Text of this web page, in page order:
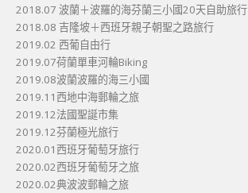
2018.07 波蘭＋波羅的海芬蘭三小國20天自助旅行
2018.08 吉隆坡＋西班牙親子朝聖之路旅行
2019.02 西葡自由行
2019.07荷蘭單車河輪Biking
2019.08波蘭波羅的海三小國
2019.11西地中海郵輪之旅
2019.12法國聖誕市集
2019.12芬蘭極光旅行
2020.01西班牙葡萄牙旅行
2020.02西班牙葡萄牙之旅
2020.02典波波郵輪之旅